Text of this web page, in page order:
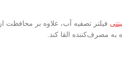
فیلتر تصفیه آب، علاوه بر محافظت از
مصرف‌کننده القا کند.